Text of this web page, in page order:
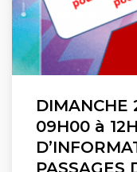
09H00 à
PASSAGES